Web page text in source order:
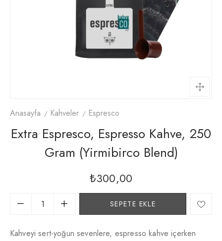
Anasayfa Kahveler Espresco
Extra Espresco, Espresso Kahve, 250
Gram (yirmibirco Blend)
₺300,00
SEPETE EKLE
Kahveyi sert-yoğun sevenlere, espresso kahve içerken